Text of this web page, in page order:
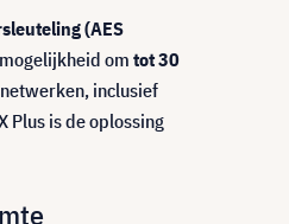
(AES
om tot 30
inclusief
Plus is de oplossing